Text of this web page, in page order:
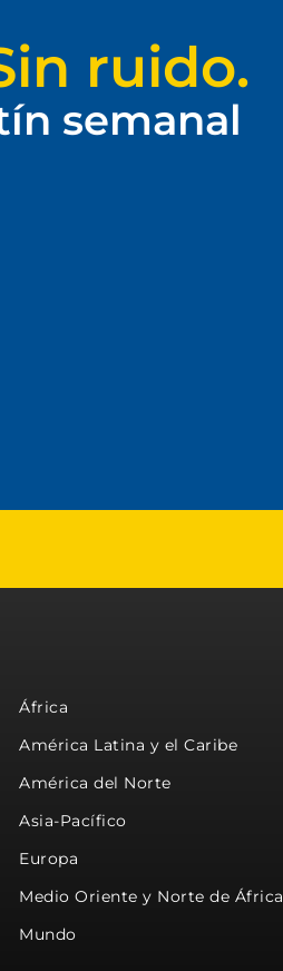
ruido.
semanal
África
América Latina y el Caribe
América del Norte
Asia-Pacífico
Europa
Medio Oriente y Norte de África
Mundo